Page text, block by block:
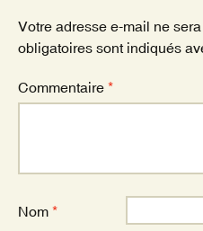
Votre adresse e-mail ne
obligatoires sont indiqués
Commentaire *
Nom *